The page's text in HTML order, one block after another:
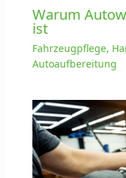
Warum
ist
Fahrzeugpflege,
Autoaufbereitung